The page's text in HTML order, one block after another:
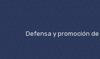
Defensa y promoción